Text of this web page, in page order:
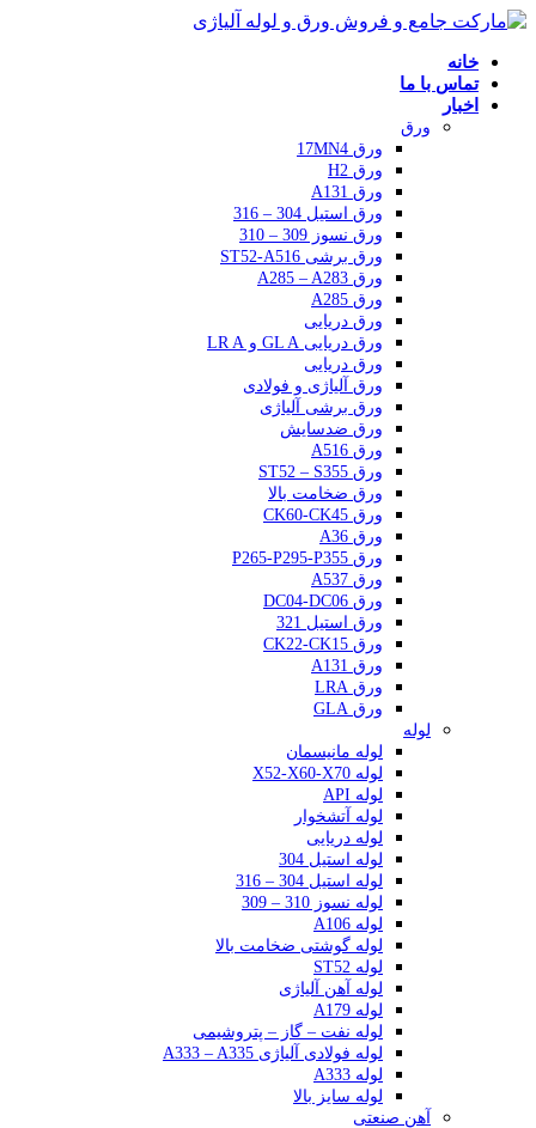
خانه
تماس با ما
اخبار
ورق
ورق 17MN4
ورق H2
ورق A131
ورق استیل 304 – 316
ورق نسوز 309 – 310
ورق برشی ST52-A516
ورق A285 – A283
ورق A285
ورق دریایی
ورق دریایی GL A و LR A
ورق دریایی
ورق آلیاژی و فولادی
ورق برشی آلیاژی
ورق ضدسایش
ورق A516
ورق ST52 – S355
ورق ضخامت بالا
ورق CK60-CK45
ورق A36
ورق P265-P295-P355
ورق A537
ورق DC04-DC06
ورق استیل 321
ورق CK22-CK15
ورق A131
ورق LRA
ورق GLA
لوله
لوله مانیسمان
لوله X52-X60-X70
لوله API
لوله آتشخوار
لوله دریایی
لوله استیل 304
لوله استیل 304 – 316
لوله نسوز 310 – 309
لوله A106
لوله گوشتی ضخامت بالا
لوله ST52
لوله آهن آلیاژی
لوله A179
لوله نفت – گاز – پتروشیمی
لوله فولادی آلیاژی A333 – A335
لوله A333
لوله سایز بالا
آهن صنعتی